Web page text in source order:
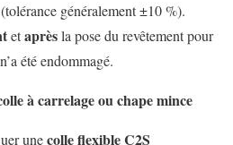
généralement ±10 %).
etaprèsla pose du revêtement pour
été endommagé.
à carrelage ou chape mince
unecolle flexible C2S